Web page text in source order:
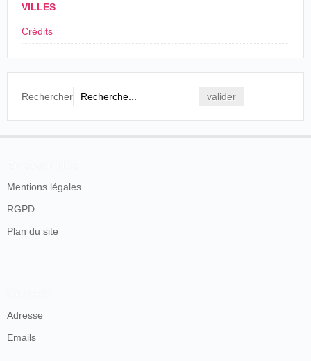
l'attenzione del pubblico e
strapparne l'ammirazione. E perciò il pubblico
di Arezzo come quello di tutte le città d'Italia ha
interessante e siam certi che nessuno si lascierà
L'Appennino
VILLES
Crédits
Rechercher
Mentions légales
RGPD
Plan du site
Adresse
Emails